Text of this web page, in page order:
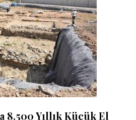
8.500 Yıllık Küçük El